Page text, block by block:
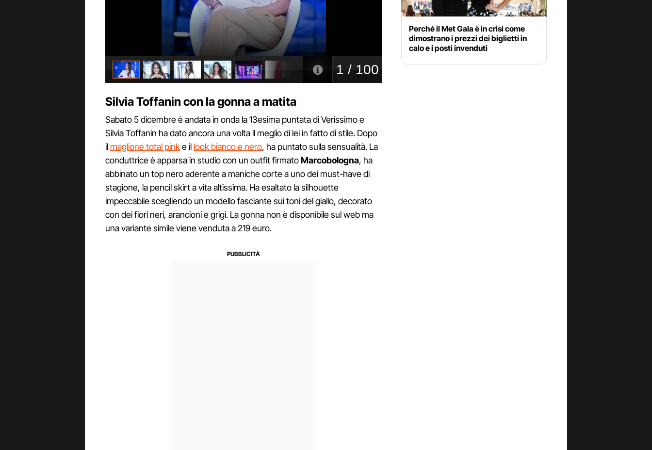
Silvia Toffanin con la gonna a matita
Sabato 5 dicembre è andata in onda la 13esima puntata di Verissimo e
Silvia Toffanin ha dato ancora una volta il meglio di lei in fatto di stile. Dopo
il maglione total pinke il look bianco e nero, ha puntato sulla sensualità. La
conduttrice è apparsa in studio con un outfit firmatoMarcobologna, ha
abbinato un top nero aderente a maniche corte a uno dei must-have di
stagione, la pencil skirt a vita altissima. Ha esaltato la silhouette
impeccabile scegliendo un modello fasciante sui toni del giallo, decorato
con dei fiori neri, arancioni e grigi. La gonna non è disponibile sul web ma
una variante simile viene venduta a 219 euro.
Perché il Met Gala è in crisi come
dimostrano i prezzi dei biglietti in
calo e i posti invenduti